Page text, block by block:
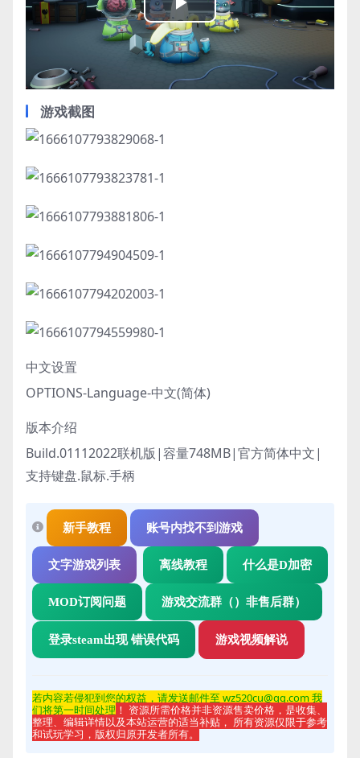
Play
Video
游戏截图
中文设置
OPTIONS-Language-中文(简体)
版本介绍
Build.01112022联机版|容量748MB|官方简体中文|
支持键盘.鼠标.手柄
新手教程 账号内找不到游戏
文字游戏列表 离线教程 什么是D加密
MOD订阅问题 游戏交流群（）非售后群）
登录steam出现 错误代码 游戏视频解说
若内容若侵犯到您的权益，请发送邮件至 wz520cu@qq.com 我
们将第一时间处理 ！ 资源所需价格并非资源售卖价格，是收集、
整理、编辑详情以及本站运营的适当补贴， 所有资源仅限于参考
和试玩学习，版权归原开发者所有。